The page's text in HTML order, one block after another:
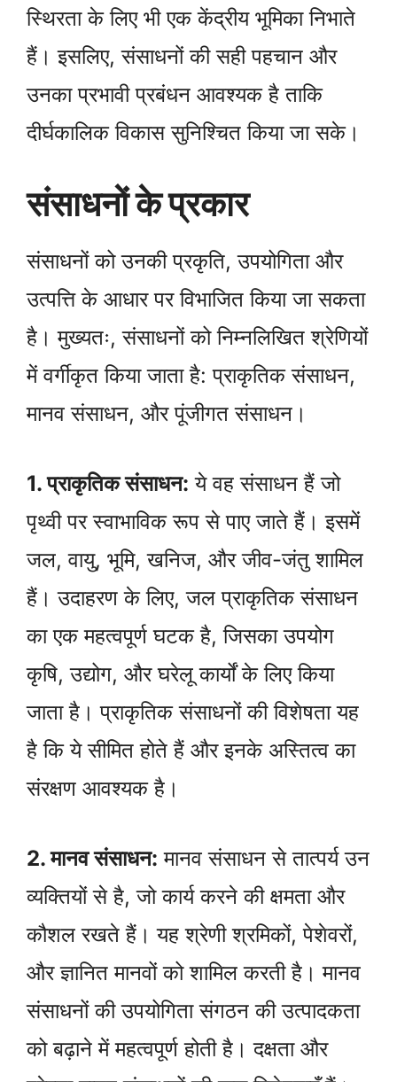
स्थिरता के लिए भी एक केंद्रीय भूमिका निभाते
हैं। इसलिए, संसाधनों की सही पहचान और
उनका प्रभावी प्रबंधन आवश्यक है ताकि
दीर्घकालिक विकास सुनिश्चित किया जा सके।
संसाधनों के प्रकार
संसाधनों को उनकी प्रकृति, उपयोगिता और
उत्पत्ति के आधार पर विभाजित किया जा सकता
है। मुख्यतः, संसाधनों को निम्नलिखित श्रेणियों
में वर्गीकृत किया जाता है: प्राकृतिक संसाधन,
मानव संसाधन, और पूंजीगत संसाधन।
1. प्राकृतिक संसाधन: ये वह संसाधन हैं जो
पृथ्वी पर स्वाभाविक रूप से पाए जाते हैं। इसमें
जल, वायु, भूमि, खनिज, और जीव-जंतु शामिल
हैं। उदाहरण के लिए, जल प्राकृतिक संसाधन
का एक महत्वपूर्ण घटक है, जिसका उपयोग
कृषि, उद्योग, और घरेलू कार्यों के लिए किया
जाता है। प्राकृतिक संसाधनों की विशेषता यह
है कि ये सीमित होते हैं और इनके अस्तित्व का
संरक्षण आवश्यक है।
2. मानव संसाधन: मानव संसाधन से तात्पर्य उन
व्यक्तियों से है, जो कार्य करने की क्षमता और
कौशल रखते हैं। यह श्रेणी श्रमिकों, पेशेवरों,
और ज्ञानित मानवों को शामिल करती है। मानव
संसाधनों की उपयोगिता संगठन की उत्पादकता
को बढ़ाने में महत्वपूर्ण होती है। दक्षता और